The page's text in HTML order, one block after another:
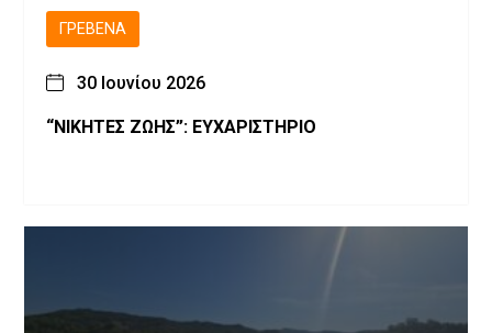
ΓΡΕΒΕΝΆ
30 Ιουνίου 2026
“ΝΙΚΗΤΕΣ ΖΩΗΣ”: ΕΥΧΑΡΙΣΤΗΡΙΟ